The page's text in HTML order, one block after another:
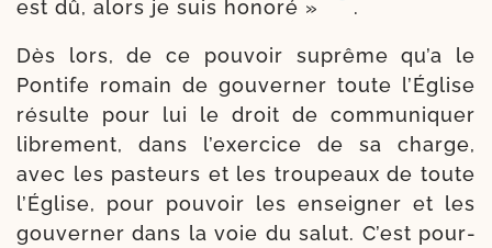
est dû, alors je suis hono­ré »
.
Dès lors, de ce pou­voir suprême qu’a le
Pontife romain de gou­ver­ner toute l’Église
résulte pour lui le droit de com­mu­ni­quer
libre­ment, dans l’exer­cice de sa charge,
avec les pas­teurs et les trou­peaux de toute
l’Église, pour pou­voir les ensei­gner et les
gou­ver­ner dans la voie du salut. C’est pour­